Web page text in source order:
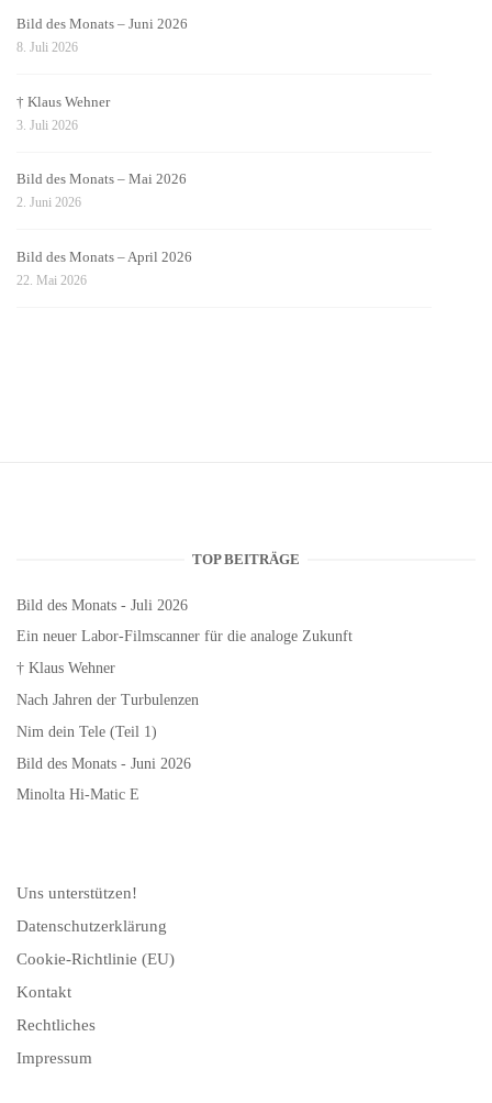
Bild des Monats – Juni 2026
8. Juli 2026
† Klaus Wehner
3. Juli 2026
Bild des Monats – Mai 2026
2. Juni 2026
Bild des Monats – April 2026
22. Mai 2026
TOP BEITRÄGE
Bild des Monats - Juli 2026
Ein neuer Labor-Filmscanner für die analoge Zukunft
† Klaus Wehner
Nach Jahren der Turbulenzen
Nim dein Tele (Teil 1)
Bild des Monats - Juni 2026
Minolta Hi-Matic E
Uns unterstützen!
Datenschutzerklärung
Cookie-Richtlinie (EU)
Kontakt
Rechtliches
Impressum